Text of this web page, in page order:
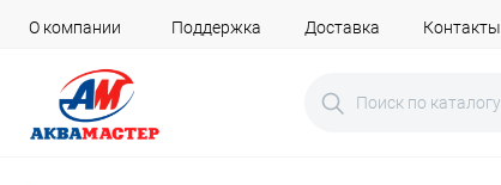
О компании Поддержка Доставка Контакты